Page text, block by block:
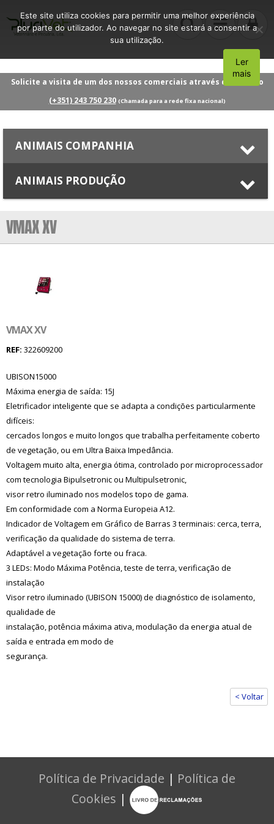
Solicite a visita de um dos nossos comerciais através do número
(+351) 243 750 230 (Chamada para a rede fixa nacional)
ANIMAIS COMPANHIA
ANIMAIS PRODUÇÃO
VMAX XV
VMAX XV
REF: 322609200
UBISON15000
Máxima energia de saída: 15J
Eletrificador inteligente que se adapta a condições particularmente
difíceis:
cercados longos e muito longos que trabalha perfeitamente coberto
de vegetação, ou em Ultra Baixa Impedância.
Voltagem muito alta, energia ótima, controlado por microprocessador
com tecnologia Bipulsetronic ou Multipulsetronic,
visor retro iluminado nos modelos topo de gama.
Em conformidade com a Norma Europeia A12.
Indicador de Voltagem em Gráfico de Barras 3 terminais: cerca, terra,
verificação da qualidade do sistema de terra.
Adaptável a vegetação forte ou fraca.
3 LEDs: Modo Máxima Potência, teste de terra, verificação de
instalação
Visor retro iluminado (UBISON 15000) de diagnóstico de isolamento,
qualidade de
instalação, potência máxima ativa, modulação da energia atual de
saída e entrada em modo de
segurança.
< Voltar
Política de Privacidade | Política de
Cookies |
Este site utiliza cookies para permitir uma melhor experiência
por parte do utilizador. Ao navegar no site estará a consentir a
sua utilização.
Aceito
Ler
mais